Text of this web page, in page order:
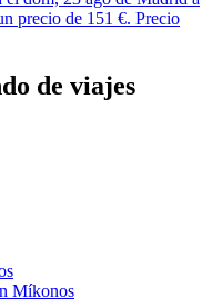
precio de 151 €. Precio
de viajes
Míkonos